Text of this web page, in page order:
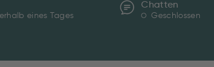
eines Tages
Chatten
Geschlossen